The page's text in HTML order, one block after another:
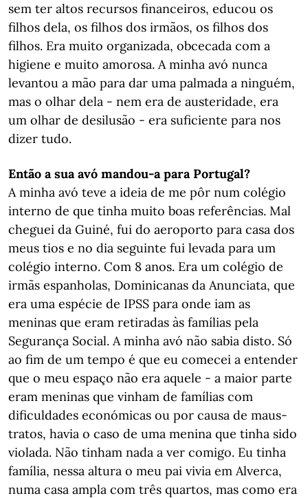
sem ter altos recursos financeiros, educou os
filhos dela, os filhos dos irmãos, os filhos dos
filhos. Era muito organizada, obcecada com a
higiene e muito amorosa. A minha avó nunca
levantou a mão para dar uma palmada a ninguém,
mas o olhar dela - nem era de austeridade, era
um olhar de desilusão - era suficiente para nos
dizer tudo.
Então a sua avó mandou-a para Portugal?
A minha avó teve a ideia de me pôr num colégio
interno de que tinha muito boas referências. Mal
cheguei da Guiné, fui do aeroporto para casa dos
meus tios e no dia seguinte fui levada para um
colégio interno. Com 8 anos. Era um colégio de
irmãs espanholas, Dominicanas da Anunciata, que
era uma espécie de IPSS para onde iam as
meninas que eram retiradas às famílias pela
Segurança Social. A minha avó não sabia disto. Só
ao fim de um tempo é que eu comecei a entender
que o meu espaço não era aquele - a maior parte
eram meninas que vinham de famílias com
dificuldades económicas ou por causa de maus-
tratos, havia o caso de uma menina que tinha sido
violada. Não tinham nada a ver comigo. Eu tinha
família, nessa altura o meu pai vivia em Alverca,
numa casa ampla com três quartos, mas como era